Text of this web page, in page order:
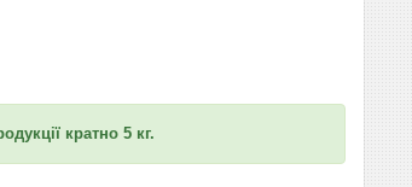
кратно 5 кг.